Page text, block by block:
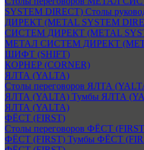
SYSTEM DIRECT) Столы
ДИРЕКТ (METAL SYSTEM
СИСТЕМ ДИРЕКТ (METAL
МЕТАЛ СИСТЕМ ДИРЕКТ
ШИФТ (SHIFT)
КОРНЕР (CORNER)
ЯЛТА (YALTA)
Столы переговоров ЯЛТА
ЯЛТА (YALTA) Тумбы ЯЛТА
ЯЛТА (YALTA)
ФЁСТ (FIRST)
Столы переговоров ФЁСТ
ФЁСТ (FIRST) Тумбы ФЁСТ